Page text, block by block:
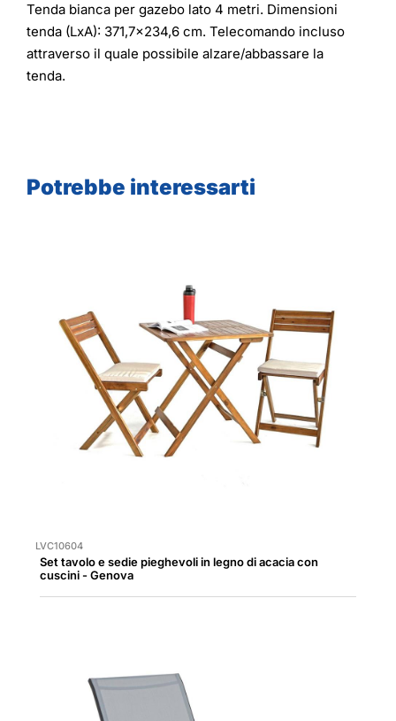
Tenda bianca per gazebo lato 4 metri. Dimensioni
tenda (LxA): 371,7x234,6 cm. Telecomando incluso
attraverso il quale possibile alzare/abbassare la
tenda.
Potrebbe interessarti
LVC10604
Set tavolo e sedie pieghevoli in legno di acacia con
cuscini - Genova